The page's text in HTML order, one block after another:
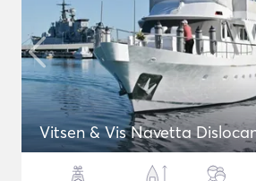
Vitsen & Vis Navetta